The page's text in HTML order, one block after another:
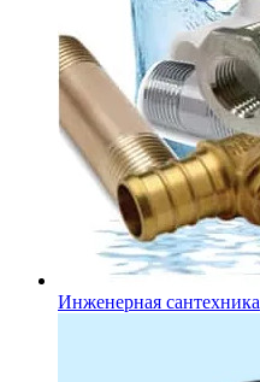
Инженерная сантехника